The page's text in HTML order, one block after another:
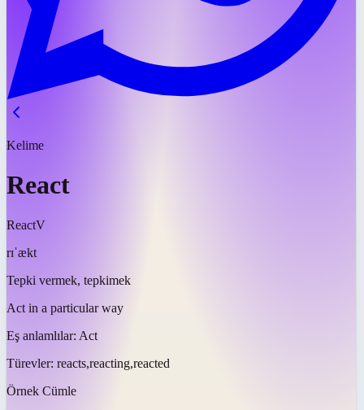
Kelime
React
ReactV
rɪˈækt
Tepki vermek, tepkimek
Act in a particular way
Eş anlamlılar: Act
Türevler: reacts,reacting,reacted
Örnek Cümle